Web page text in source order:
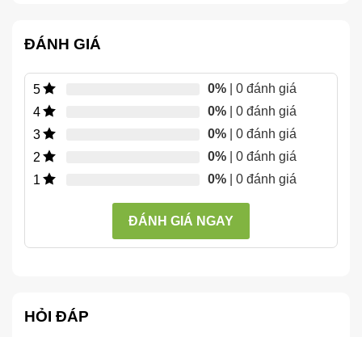
ĐÁNH GIÁ
5 0% | 0 đánh giá
4
0% | 0 đánh giá
3
0% | 0 đánh giá
2
0% | 0 đánh giá
1
0% | 0 đánh giá
ĐÁNH GIÁ NGAY
HỎI ĐÁP